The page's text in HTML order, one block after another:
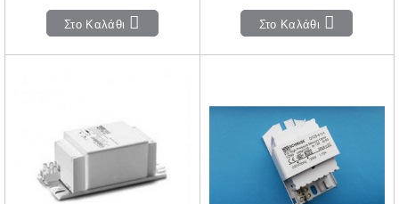
Στο Καλάθι Στο Καλάθι